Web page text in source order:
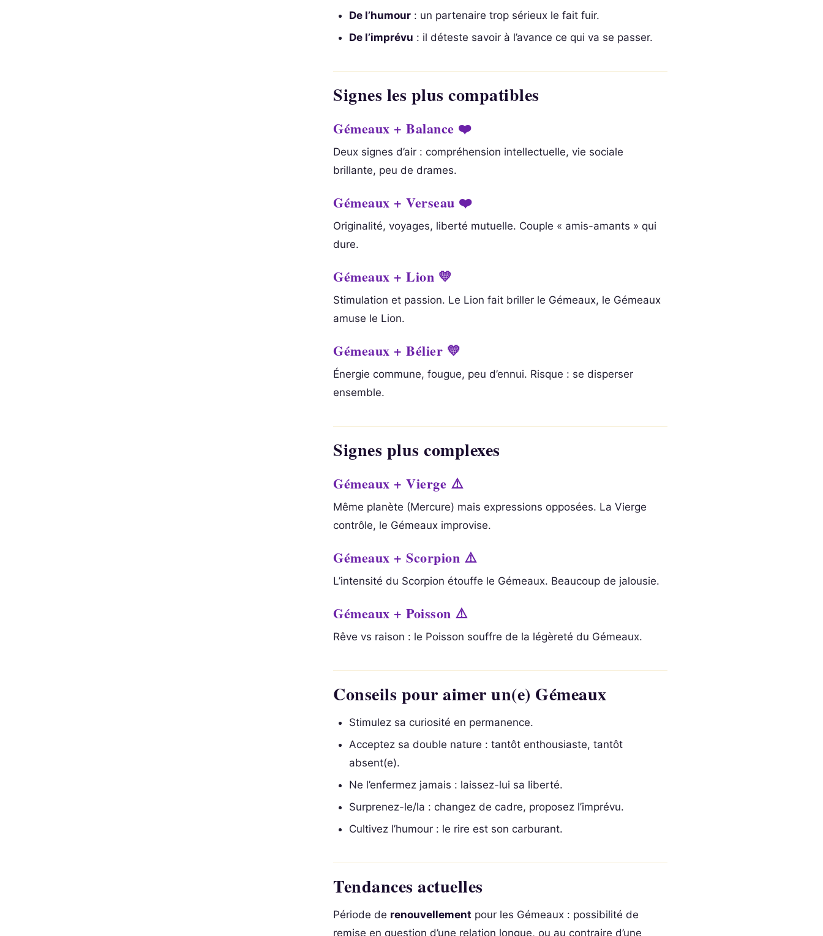
De l’humour: un partenaire trop sérieux le fait fuir.
De l’imprévu : il déteste savoir à l’avance ce qui va se passer.
Signes les plus compatibles
Gémeaux + Balance ❤️
Deux signes d’air : compréhension intellectuelle, vie sociale
brillante, peu de drames.
Gémeaux + Verseau ❤️
Originalité, voyages, liberté mutuelle. Couple « amis-amants » qui
dure.
Gémeaux + Lion 💛
Stimulation et passion. Le Lion fait briller le Gémeaux, le Gémeaux
amuse le Lion.
Gémeaux + Bélier 💛
Énergie commune, fougue, peu d’ennui. Risque : se disperser
ensemble.
Signes plus complexes
Gémeaux + Vierge ⚠️
Même planète (Mercure) mais expressions opposées. La Vierge
contrôle, le Gémeaux improvise.
Gémeaux + Scorpion ⚠️
L’intensité du Scorpion étouffe le Gémeaux. Beaucoup de jalousie.
Gémeaux + Poisson ⚠️
Rêve vs raison : le Poisson souffre de la légèreté du Gémeaux.
Conseils pour aimer un(e) Gémeaux
Stimulez sa curiosité en permanence.
Acceptez sa double nature : tantôt enthousiaste, tantôt
absent(e).
Ne l’enfermez jamais : laissez-lui sa liberté.
Surprenez-le/la : changez de cadre, proposez l’imprévu.
Cultivez l’humour : le rire est son carburant.
Tendances actuelles
Période de renouvellement pour les Gémeaux : possibilité de
remise en question d’une relation longue, ou au contraire d’une